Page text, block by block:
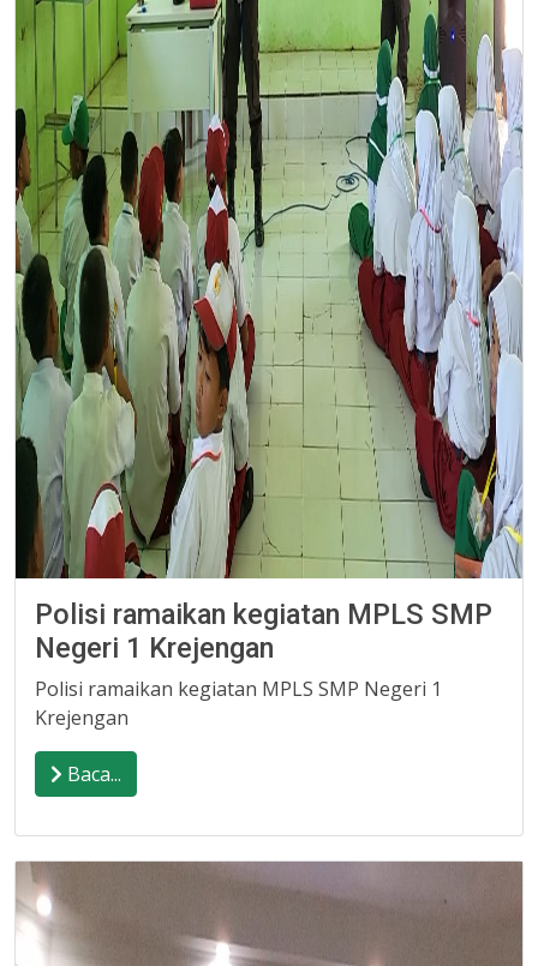
Polisi ramaikan kegiatan MPLS SMP
Negeri 1 Krejengan
Polisi ramaikan kegiatan MPLS SMP Negeri 1
Krejengan
Baca...